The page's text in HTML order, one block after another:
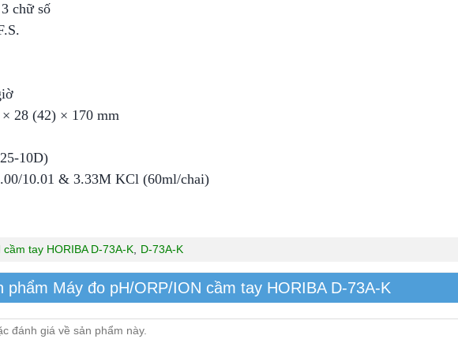
chữ số
28 (42) × 170 mm
10D)
10.01 & 3.33M KCl (60ml/chai)
tay HORIBA D-73A-K D-73A-K
phẩm Máy đo pH/ORP/ION cầm tay HORIBA D-73A-K